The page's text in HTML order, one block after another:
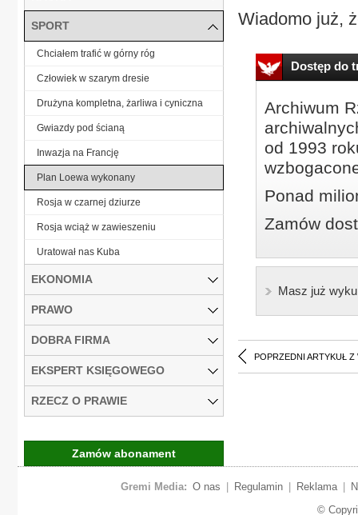
Wiadomo już,
Dostęp do
Archiwum
od 1993
Ponad
Zamów
Masz już
POPRZEDNI ARTYKUŁ Z
SPORT
Chciałem trafić w górny róg
Człowiek w szarym dresie
Drużyna kompletna, żarliwa i cyniczna
Gwiazdy pod ścianą
Inwazja na Francję
Plan Loewa wykonany
Rosja w czarnej dziurze
Rosja wciąż w zawieszeniu
Uratował nas Kuba
EKONOMIA
PRAWO
DOBRA FIRMA
EKSPERT KSIĘGOWEGO
RZECZ O PRAWIE
Zamów abonament
Gremi Media: O nas Regulamin Reklama
©